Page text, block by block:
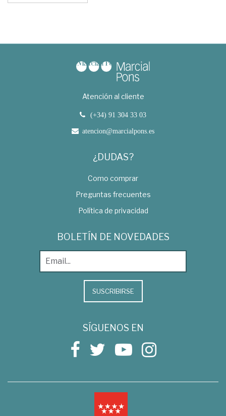
Atención al cliente
(+34) 91 304 33 03
atencion@marcialpons.es
¿DUDAS?
Como comprar
Preguntas frecuentes
Política de privacidad
BOLETÍN DE NOVEDADES
SUSCRIBIRSE
SÍGUENOS EN